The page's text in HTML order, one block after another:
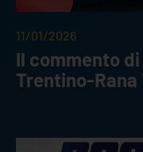
11/01/2026
Il commento
Trentino-Rana